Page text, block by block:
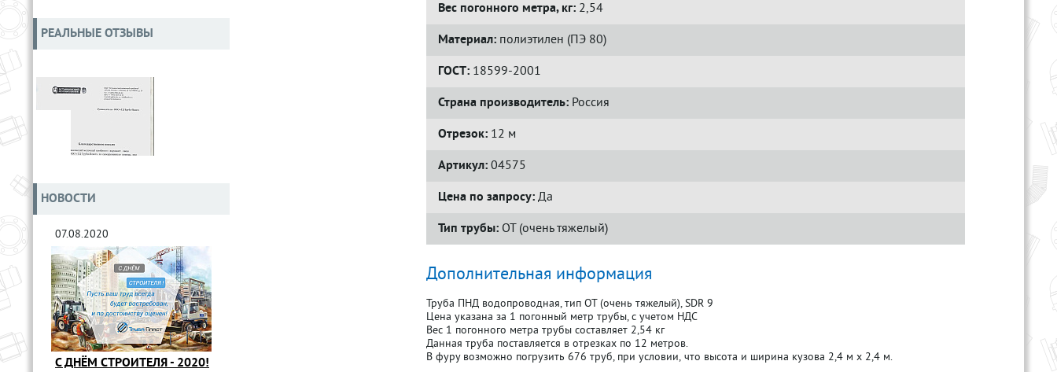
Вес погонного метра, кг: 2,54
Материал: полиэтилен (ПЭ 80)
ГОСТ: 18599-2001
Страна производитель: Россия
Отрезок: 12 м
Артикул: 04575
Цена по запросу: Да
Тип трубы: ОТ (очень тяжелый)
Дополнительная информация
Труба ПНД водопроводная, тип ОТ (очень тяжелый), SDR 9
Цена указана за 1 погонный метр трубы, с учетом НДС
Вес 1 погонного метра трубы составляет 2,54 кг
Данная труба поставляется в отрезках по 12 метров.
В фуру возможно погрузить 676 труб, при условии, что высота и ширина кузова 2,4 м х 2,4 м.
РЕАЛЬНЫЕ ОТЗЫВЫ
НОВОСТИ
07.08.2020
С ДНЁМ СТРОИТЕЛЯ - 2020!